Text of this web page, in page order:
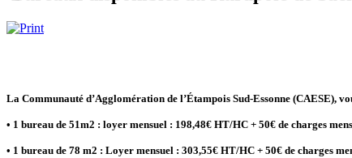
La Communauté d’Agglomération de l’Étampois Sud-Essonne (CAESE),
• 1 bureau de 51m2 : loyer mensuel : 198,48€ HT/HC + 50€ de charges
• 1 bureau de 78 m2 : Loyer mensuel : 303,55€ HT/HC + 50€ de charges